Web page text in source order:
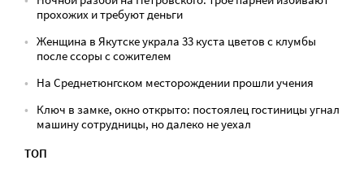
прохожих и требуют деньги
Женщина в Якутске украла 33 куста цветов с клумбы
после ссоры с сожителем
На Среднетюнгском месторождении прошли учения
Ключ в замке, окно открыто: постоялец гостиницы угнал
машину сотрудницы, но далеко не уехал
ТОП